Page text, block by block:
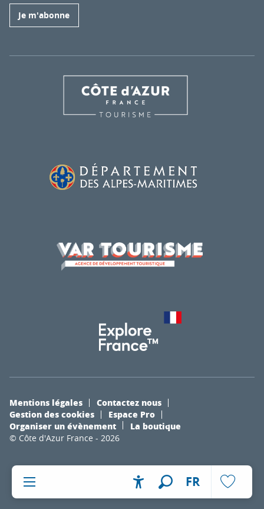
AccessibilitéVoir les
Recherche
FR
Je m'abonne
© Côte d'Azur France - 2026
Mentions légales
Contactez nous
Gestion des cookies
Espace Pro
Organiser un évènement
La boutique